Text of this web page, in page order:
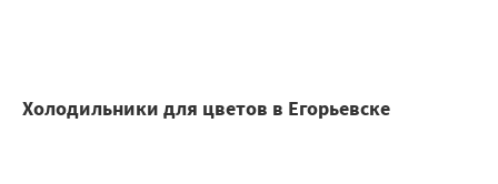
Холодильники для цветов в Егорьевске